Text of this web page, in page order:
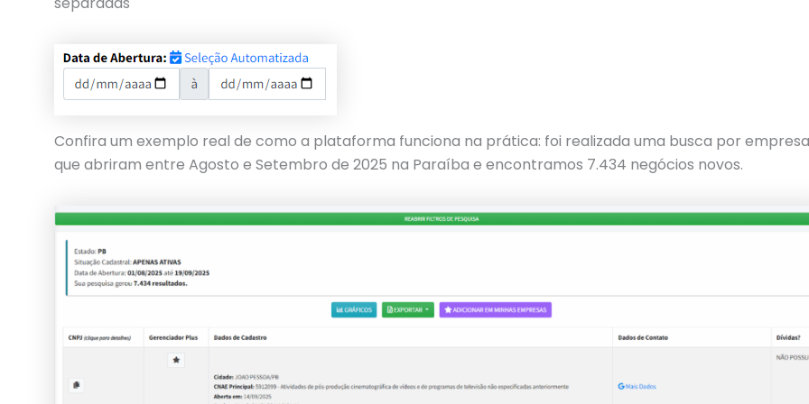
Confira um exemplo real de como a plataforma funciona na prática: foi realizada uma busca por
que abriram entre Agosto e Setembro de 2025 na Paraíba e encontramos 7.434 negócios novos.